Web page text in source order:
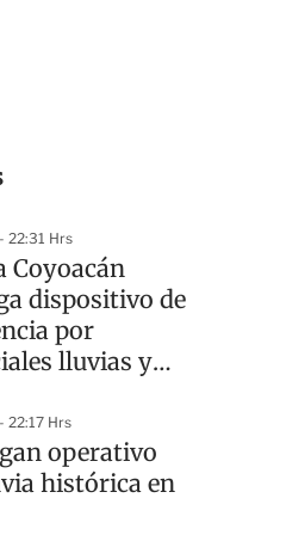
22:31 Hrs
Coyoacán
dispositivo de
por
lluvias y
22:17 Hrs
operativo
histórica en